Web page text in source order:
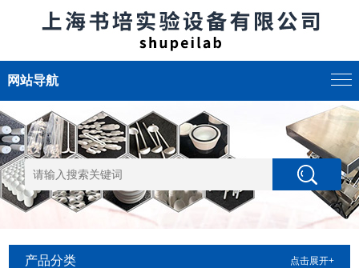
网站导航
产品分类 点击展开+